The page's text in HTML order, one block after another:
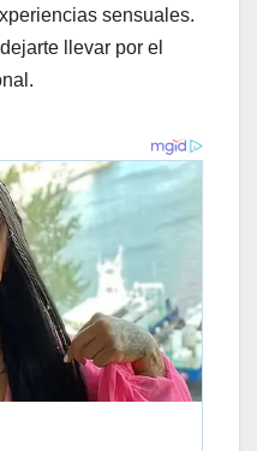
sensuales.
llevar por el